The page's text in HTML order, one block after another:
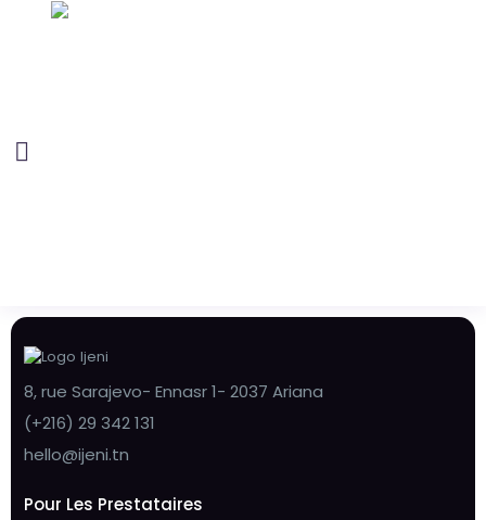
8, rue Sarajevo- Ennasr 1- 2037 Ariana
(+216) 29 342 131
hello@ijeni.tn
Pour Les Prestataires